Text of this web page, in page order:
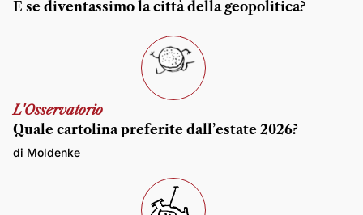
E se diventassimo la città della geopolitica?
L'Osservatorio
Quale cartolina preferite dall’estate 2026?
di Moldenke